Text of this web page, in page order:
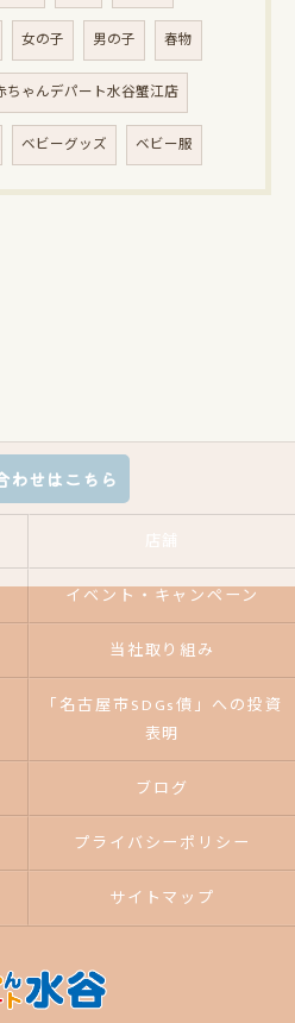
女の子 男の子 春物
ちゃんデパート水谷蟹江店
ベビーグッズ ベビー服
わせはこちら
イベント・キャンペーン
当社取り組み
「名古屋市SDGs債」への投資
表明
ブログ
プライバシーポリシー
サイトマップ